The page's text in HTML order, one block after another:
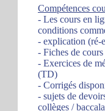
Compétences
- Les cours en
conditions
- explication (ré-
- Fiches de
- Exercices de
(TD)
- Corrigés
- sujets de
collèges /